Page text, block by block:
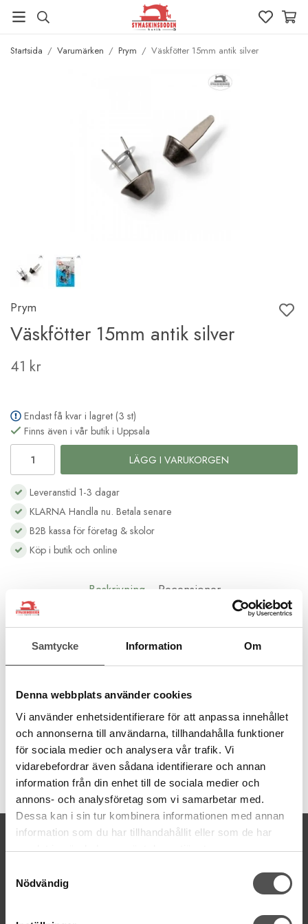
Samtycke Information Om
Denna webbplats använder cookies
Vi använder enhetsidentifierare för att anpassa innehållet
och annonserna till användarna, tillhandahålla funktioner
för sociala medier och analysera vår trafik. Vi
vidarebefordrar även sådana identifierare och annan
information från din enhet till de sociala medier och
annons- och analysföretag som vi samarbetar med.
Dessa kan i sin tur kombinera informationen med annan
information som du har tillhandahållit eller som de har
samlat in när du har använt deras tjänster.
Nödvändig
Startsida / Varumärken / Prym / Väskfötter 15mm antik silver
Prym
Väskfötter 15mm antik silver
41 kr
Endast få kvar i lagret (3 st)
Finns även i vår butik i Uppsala
LÄGG I VARUKORGEN
Leveranstid 1-3 dagar
KLARNA Handla nu. Betala senare
B2B kassa för företag & skolor
Köp i butik och online
Beskrivning Recensioner
4 stycken väskfötter i antik silver
Perfekt när du vill skydda väskans undersida. Väskan står
Passar bäst för väskor med en stadig botten.
Storlek: 15 mm
Artikelnummer:
615902
KONTAKTA OSS
Tel. 018-150525
BESÖK OSS